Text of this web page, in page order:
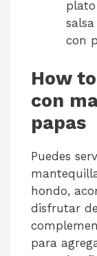
con
How
con
papas
Puedes
hondo,
disfrutar
para